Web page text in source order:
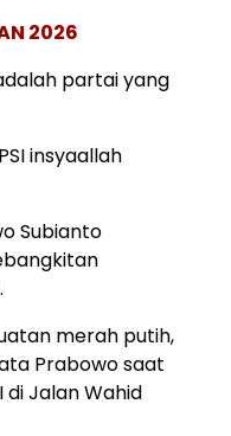
2026
partai yang
insyaallah
Subianto
merah putih,
Prabowo saat
di Jalan Wahid